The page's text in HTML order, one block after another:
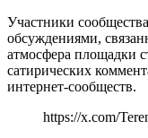
Участники
обсуждениями,
атмосфера площадки
сатирических
интернет-сообществ.
https://x.com/